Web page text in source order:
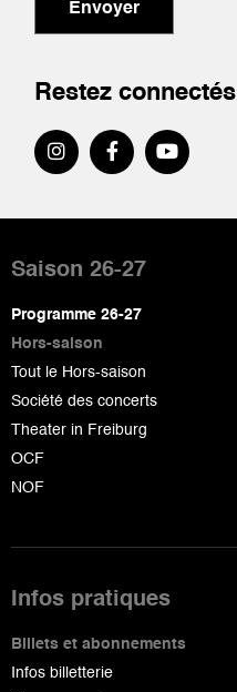
Envoyer
Restez connectés
de
page
Saison 26-27
Programme 26-27
Hors-saison
Tout le Hors-saison
Société des concerts
Theater in Freiburg
OCF
NOF
Infos pratiques
Billets et abonnements
Infos billetterie